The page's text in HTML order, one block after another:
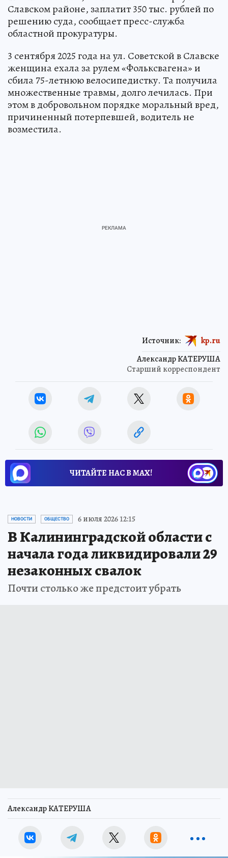
Славском районе, заплатит 350 тыс. рублей по
решению суда, сообщает пресс-служба
областной прокуратуры.
3 сентября 2025 года на ул. Советской в Славске
женщина ехала за рулем «Фольксвагена» и
сбила 75-летнюю велосипедистку. Та получила
множественные травмы, долго лечилась. При
этом в добровольном порядке моральный вред,
причиненный потерпевшей, водитель не
возместила.
Александр КАТЕРУША
Старший корреспондент
Источник: kp.ru
ЧИТАЙТЕ НАС В МАХ!
НОВОСТИ ОБЩЕСТВО 6 июля 2026 12:15
В Калининградской области с
начала года ликвидировали 29
незаконных свалок
Почти столько же предстоит убрать
Александр КАТЕРУША